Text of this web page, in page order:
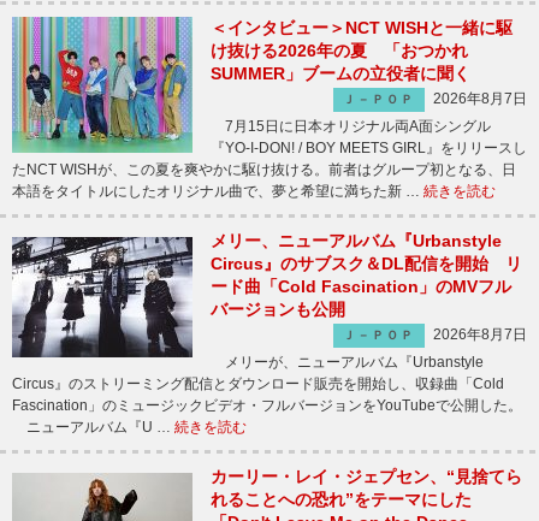
＜インタビュー＞NCT WISHと一緒に駆
け抜ける2026年の夏 「おつかれ
SUMMER」ブームの立役者に聞く
Ｊ－ＰＯＰ
2026年8月7日
7月15日に日本オリジナル両A面シングル
『YO-I-DON! / BOY MEETS GIRL』をリリースし
たNCT WISHが、この夏を爽やかに駆け抜ける。前者はグループ初となる、日
本語をタイトルにしたオリジナル曲で、夢と希望に満ちた新 … 続きを読む
メリー、ニューアルバム『Urbanstyle
Circus』のサブスク＆DL配信を開始 リ
ード曲「Cold Fascination」のMVフル
バージョンも公開
Ｊ－ＰＯＰ
2026年8月7日
メリーが、ニューアルバム『Urbanstyle
Circus』のストリーミング配信とダウンロード販売を開始し、収録曲「Cold
Fascination」のミュージックビデオ・フルバージョンをYouTubeで公開した。
ニューアルバム『U … 続きを読む
カーリー・レイ・ジェプセン、“見捨てら
れることへの恐れ”をテーマにした